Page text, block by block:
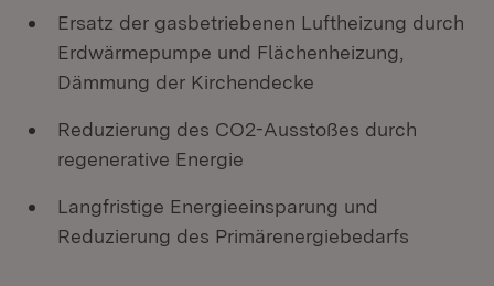
Ersatz der gasbetriebenen Luftheizung durch
Erdwärmepumpe und Flächenheizung,
Dämmung der Kirchendecke
Reduzierung des CO2-Ausstoßes durch
regenerative Energie
Langfristige Energieeinsparung und
Reduzierung des Primärenergiebedarfs